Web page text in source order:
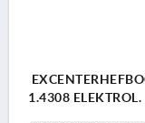
1.4308 ELEKTROL.